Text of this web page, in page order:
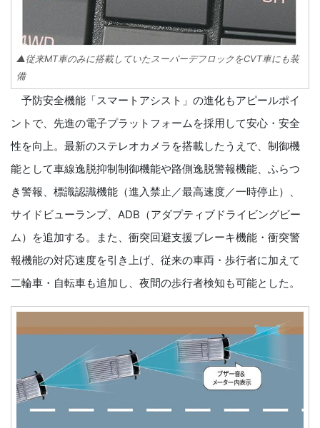
▲従来MT車のみに搭載していたスーパーデフロックをCVT車にも装
備
予防安全機能「スマートアシスト」の進化もアピールポイ
ントで、先進の電子プラットフォームを採用して安心・安全
性を向上。最新のステレオカメラを搭載したうえで、制御機
能として車線逸脱抑制制御機能や路側逸脱警報機能、ふらつ
き警報、標識認識機能（進入禁止／最高速度／一時停止）、
サイドビューランプ、ADB（アダプティブドライビングビー
ム）を追加する。また、衝突回避支援ブレーキ機能・衝突警
報機能の対応速度を引き上げ、従来の車両・歩行者に加えて
二輪車・自転車も追加し、夜間の歩行者検知も可能とした。